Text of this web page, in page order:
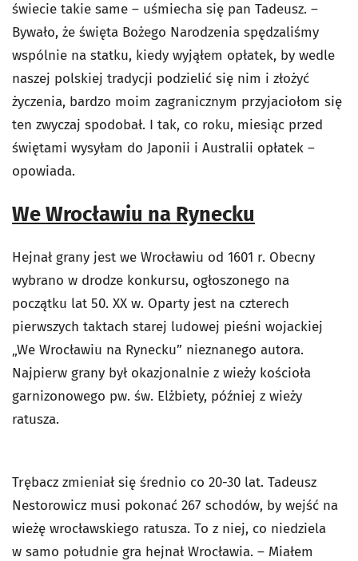
świecie takie same – uśmiecha się pan Tadeusz. –
Bywało, że święta Bożego Narodzenia spędzaliśmy
wspólnie na statku, kiedy wyjąłem opłatek, by wedle
naszej polskiej tradycji podzielić się nim i złożyć
życzenia, bardzo moim zagranicznym przyjaciołom się
ten zwyczaj spodobał. I tak, co roku, miesiąc przed
świętami wysyłam do Japonii i Australii opłatek –
opowiada.
We Wrocławiu na Rynecku
Hejnał grany jest we Wrocławiu od 1601 r. Obecny
wybrano w drodze konkursu, ogłoszonego na
początku lat 50. XX w. Oparty jest na czterech
pierwszych taktach starej ludowej pieśni wojackiej
„We Wrocławiu na Rynecku” nieznanego autora.
Najpierw grany był okazjonalnie z wieży kościoła
garnizonowego pw. św. Elżbiety, później z wieży
ratusza.
Trębacz zmieniał się średnio co 20-30 lat. Tadeusz
Nestorowicz musi pokonać 267 schodów, by wejść na
wieżę wrocławskiego ratusza. To z niej, co niedziela
w samo południe gra hejnał Wrocławia. – Miałem